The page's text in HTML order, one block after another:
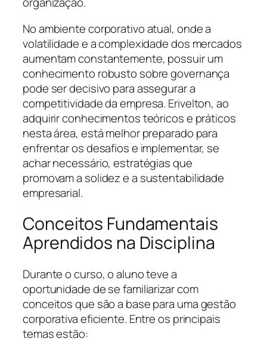
No ambiente corporativo atual, onde a
volatilidade e a complexidade dos mercados
aumentam constantemente, possuir um
conhecimento robusto sobre governança
pode ser decisivo para assegurar a
competitividade da empresa. Erivelton, ao
adquirir conhecimentos teóricos e práticos
nesta área, está melhor preparado para
enfrentar os desafios e implementar, se
achar necessário, estratégias que
promovam a solidez e a sustentabilidade
empresarial.
Conceitos Fundamentais
Aprendidos na Disciplina
Durante o curso, o aluno teve a
oportunidade de se familiarizar com
conceitos que são a base para uma gestão
corporativa eficiente. Entre os principais
temas estão: